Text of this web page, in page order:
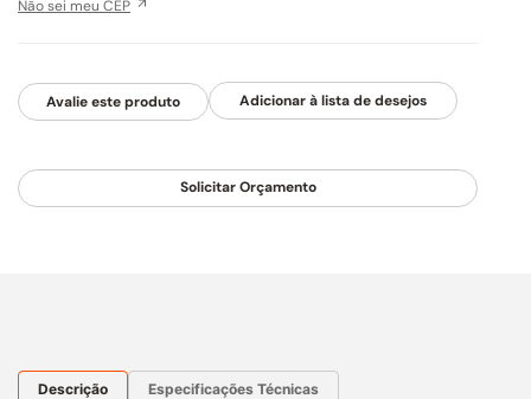
Não sei meu CEP
Avalie este produto
Solicitar Orçamento
Descrição Especificações Técnicas